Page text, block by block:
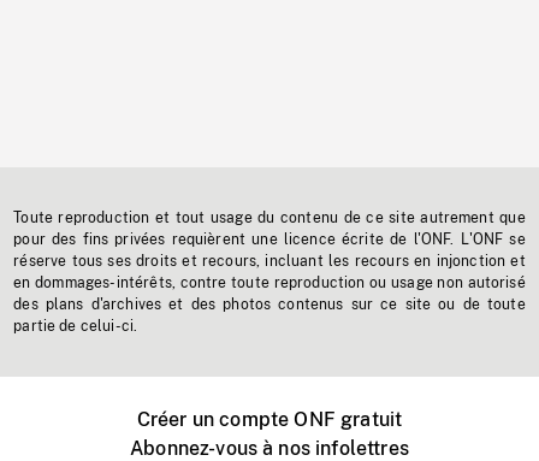
Toute reproduction et tout usage du contenu de ce site autrement que
pour des fins privées requièrent une licence écrite de l'ONF. L'ONF se
réserve tous ses droits et recours, incluant les recours en injonction et
en dommages-intérêts, contre toute reproduction ou usage non autorisé
des plans d'archives et des photos contenus sur ce site ou de toute
partie de celui-ci.
Créer un compte ONF gratuit
Abonnez-vous à nos infolettres